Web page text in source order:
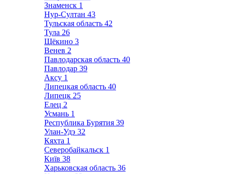
Знаменск 1
Нур-Султан 43
Тульская область 42
Тула 26
Щёкино 3
Венев 2
Павлодарская область 40
Павлодар 39
Аксу 1
Липецкая область 40
Липецк 25
Елец 2
Усмань 1
Республика Бурятия 39
Улан-Удэ 32
Кяхта 1
Северобайкальск 1
Київ 38
Харьковская область 36